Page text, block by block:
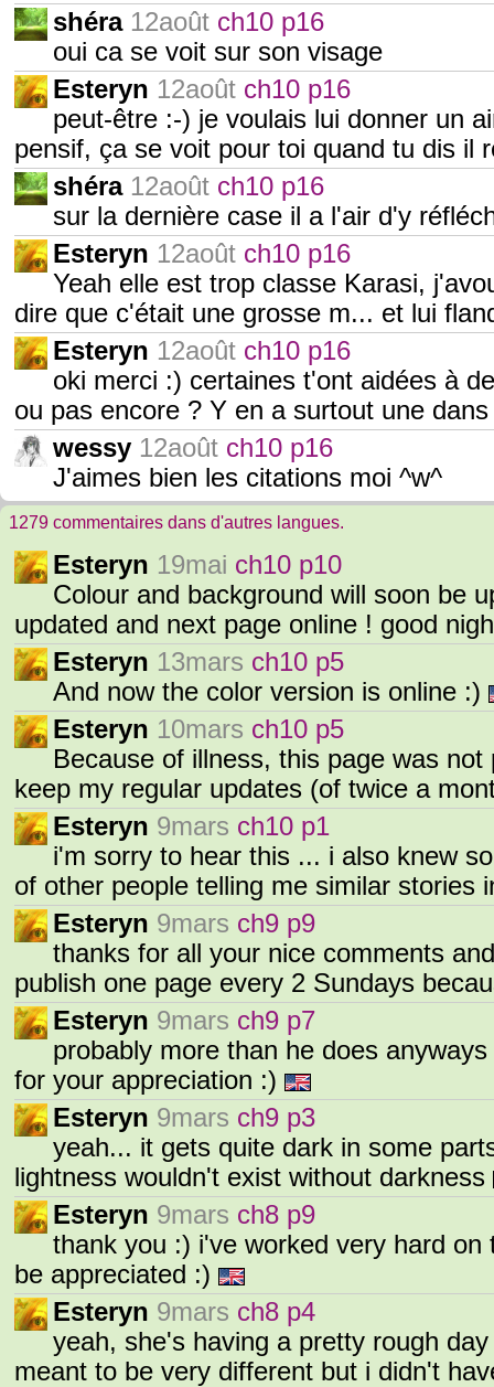
shéra 12août ch10 p16
oui ca se voit sur son visage
Esteryn 12août ch10 p16
peut-être :-) je voulais lui donner un
pensif, ça se voit pour toi quand tu dis il
shéra 12août ch10 p16
sur la dernière case il a l'air d'y
Esteryn 12août ch10 p16
Yeah elle est trop classe Karasi,
dire que c'était une grosse m... et lui
Esteryn 12août ch10 p16
oki merci :) certaines t'ont aidées à
ou pas encore ? Y en a surtout une
wessy 12août ch10 p16
J'aimes bien les citations moi ^w^
1279 commentaires dans d'autres langues.
Esteryn 19mai ch10 p10
Colour and background will soon be
updated and next page online ! good
Esteryn 13mars ch10 p5
And now the color version is online :)
Esteryn 10mars ch10 p5
Because of illness, this page was
keep my regular updates (of twice a
Esteryn 9mars ch10 p1
i'm sorry to hear this ... i also knew
of other people telling me similar stories
Esteryn 9mars ch9 p9
thanks for all your nice comments
publish one page every 2 Sundays
Esteryn 9mars ch9 p7
probably more than he does
for your appreciation :)
Esteryn 9mars ch9 p3
yeah... it gets quite dark in some
lightness wouldn't exist without darkness
Esteryn 9mars ch8 p9
thank you :) i've worked very hard
be appreciated :)
Esteryn 9mars ch8 p4
yeah, she's having a pretty rough
meant to be very different but i didn't